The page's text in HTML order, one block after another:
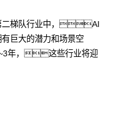
二梯队行业中，AI
巨大的潜力和场景空
年，这些行业将迎